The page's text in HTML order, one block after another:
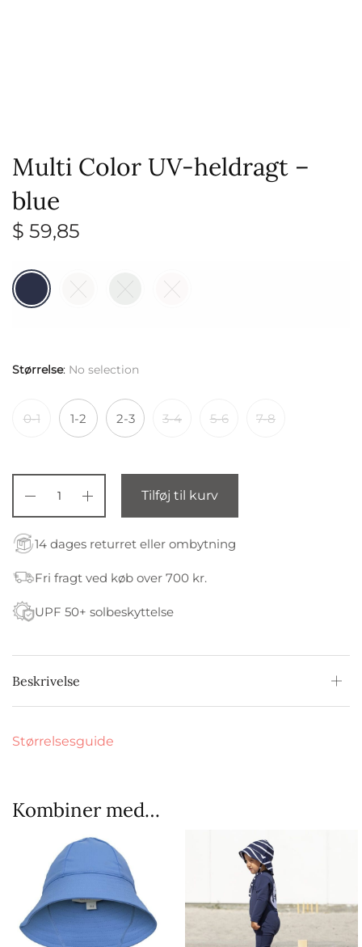
Multi Color UV-heldragt –
blue
$ 59,85
Størrelse: No selection
0-1 1-2 2-3 3-4 5-6 7-8
Tilføj til kurv
14 dages returret eller ombytning
Fri fragt ved køb over 700 kr.
UPF 50+ solbeskyttelse
Beskrivelse
Størrelsesguide
Kombiner med…